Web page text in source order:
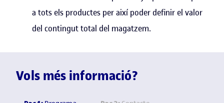
a tots els productes per així poder definir el valor
del contingut total del magatzem.
Vols més informació?